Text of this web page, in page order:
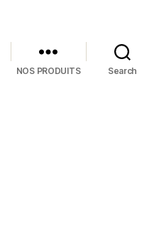
NOS PRODUITS Search